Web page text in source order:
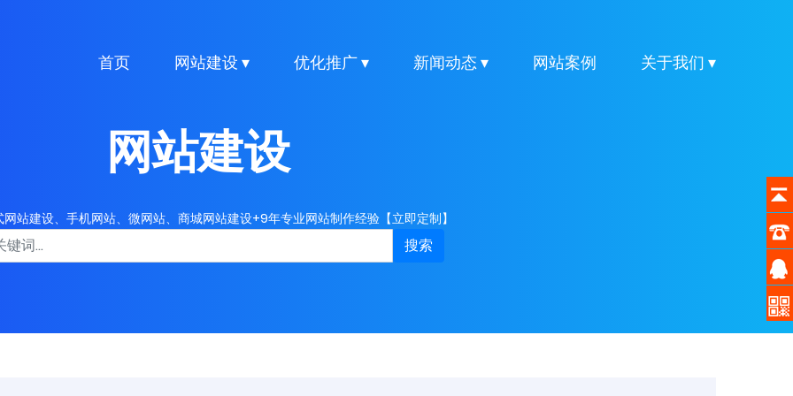
首页 网站建设 ▾ 优化推广 ▾ 新闻动态 ▾ 网站案例 关于我们 ▾
网站建设
站建设、手机网站、微网站、商城网站建设+9年专业网站制作经验【立即定制】